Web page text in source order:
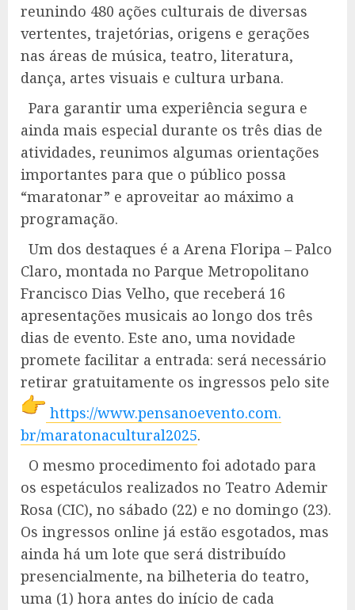
reunindo 480 ações culturais de diversas
vertentes, trajetórias, origens e gerações
nas áreas de música, teatro, literatura,
dança, artes visuais e cultura urbana.
Para garantir uma experiência segura e
ainda mais especial durante os três dias de
atividades, reunimos algumas orientações
importantes para que o público possa
“maratonar” e aproveitar ao máximo a
programação.
Um dos destaques é a Arena Floripa – Palco
Claro, montada no Parque Metropolitano
Francisco Dias Velho, que receberá 16
apresentações musicais ao longo dos três
dias de evento. Este ano, uma novidade
promete facilitar a entrada: será necessário
retirar gratuitamente os ingressos pelo site
https://www.pensanoevento.com.
br/maratonacultural2025.
O mesmo procedimento foi adotado para
os espetáculos realizados no Teatro Ademir
Rosa (CIC), no sábado (22) e no domingo (23).
Os ingressos online já estão esgotados, mas
ainda há um lote que será distribuído
presencialmente, na bilheteria do teatro,
uma (1) hora antes do início de cada